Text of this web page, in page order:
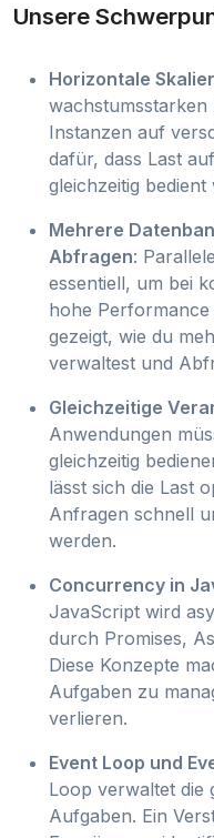
Unsere
Horizontale
Instanzen auf
dafür, dass Last
gleichzeitig
Mehrere
Abfragen:
essentiell, um bei
hohe
gezeigt, wie du
verwaltest und
Gleichzeitige
Anwendungen
gleichzeitig
lässt sich die Last
Anfragen schnell
werden.
Concurrency in
JavaScript wird
durch Promises,
Diese Konzepte
Aufgaben zu
verlieren.
Event Loop und
Loop verwaltet die
Aufgaben. Ein